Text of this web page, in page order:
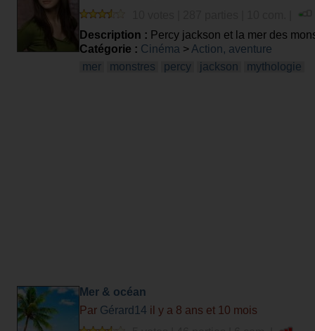
Description : Percy jackson et la mer des
Catégorie : Cinéma > Action, aventure
mer
monstres percy jackson mythologie
Mer & océan
Par Gérard14 il y a 8 ans et 10 mois